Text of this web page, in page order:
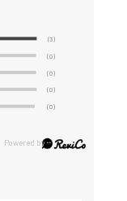
(3)
(0)
(0)
(0)
(0)